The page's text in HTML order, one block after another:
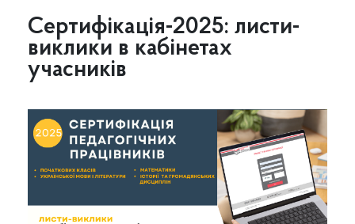
Сертифікація-2025: листи-
виклики в кабінетах
учасників